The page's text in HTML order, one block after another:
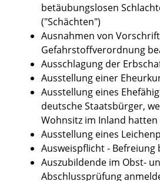
betäubungslosen
("Schächten")
Ausnahmen von
Gefahrstoffverordnung
Ausschlagung der
Ausstellung einer
Ausstellung eines
deutsche Staatsbürger,
Wohnsitz im Inland hatten
Ausstellung eines
Ausweispflicht - Befreiung
Auszubildende im Obst-
Abschlussprüfung